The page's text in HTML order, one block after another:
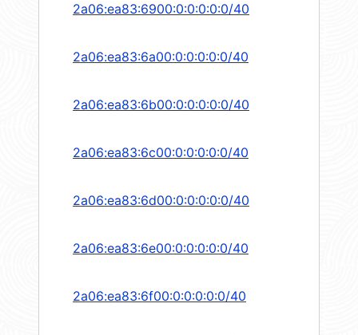
2a06:ea83:6900:0:0:0:0:0/40
2a06:ea83:6a00:0:0:0:0:0/40
2a06:ea83:6b00:0:0:0:0:0/40
2a06:ea83:6c00:0:0:0:0:0/40
2a06:ea83:6d00:0:0:0:0:0/40
2a06:ea83:6e00:0:0:0:0:0/40
2a06:ea83:6f00:0:0:0:0:0/40